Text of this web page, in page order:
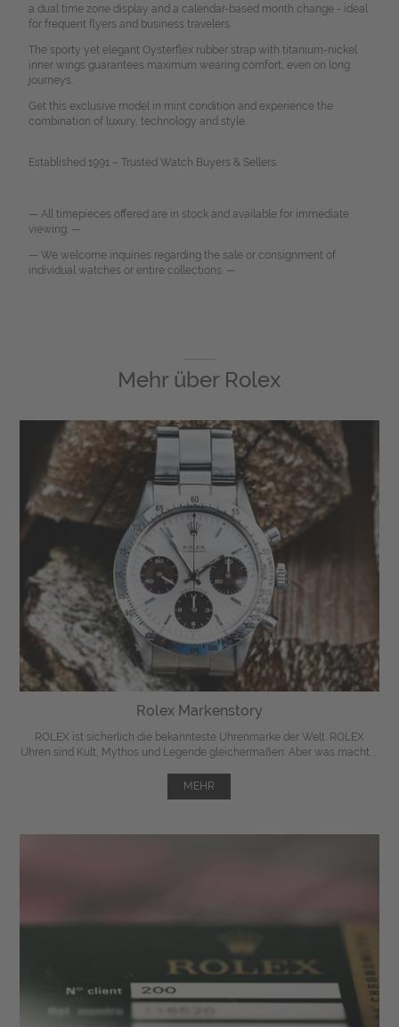
a dual time zone display and a calendar-based month change - ideal
for frequent flyers and business travelers.
The sporty yet elegant Oysterflex rubber strap with titanium-nickel
inner wings guarantees maximum wearing comfort, even on long
journeys.
Get this exclusive model in mint condition and experience the
combination of luxury, technology and style.
Established 1991 – Trusted Watch Buyers & Sellers.
— All timepieces offered are in stock and available for immediate
viewing. —
— We welcome inquiries regarding the sale or consignment of
individual watches or entire collections. —
Mehr über Rolex
Rolex Markenstory
ROLEX ist sicherlich die bekannteste Uhrenmarke der Welt. ROLEX
Uhren sind Kult, Mythos und Legende gleichermaßen. Aber was macht ...
MEHR